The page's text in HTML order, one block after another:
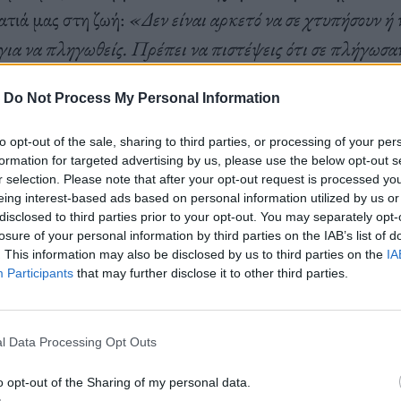
Do Not Process My Personal Information
opt-out of the sale, sharing to third parties, or processing of your
for targeted advertising by us, please use the below opt-out
selection. Please note that after your opt-out request is processed
interest-based ads based on personal information utilized by us
to third parties prior to your opt-out. You may separately
of your personal information by third parties on the IAB’s list of
This information may also be disclosed by us to third parties on the
Participants that may further disclose it to other third parties.
Data Processing Opt Outs
opt-out of the Sharing of my personal data.
μας στη ζωή: «Δεν είναι αρκετό να σε χτυπήσουν ή
να πληγωθείς. Πρέπει να πιστέψεις ότι σε
πρόκληση. Για αυτό, είναι κρίσιμο να μην αντιδράς
πριν απαντήσεις και θα διαπιστώσεις ότι είναι πιο
τον έλεγχο».
Επίκτητου είναι ξεκάθαρα: δεν μας βλάπτουν τα
η σημασία που εμείς τους δίνουμε. Ο πραγματικός
έξω, αλλά από αυτό που επιλέγουμε να πιστέψουμε. Όταν
κανείς αυτό, σταματάει. Παύει να είναι έρμαιο των